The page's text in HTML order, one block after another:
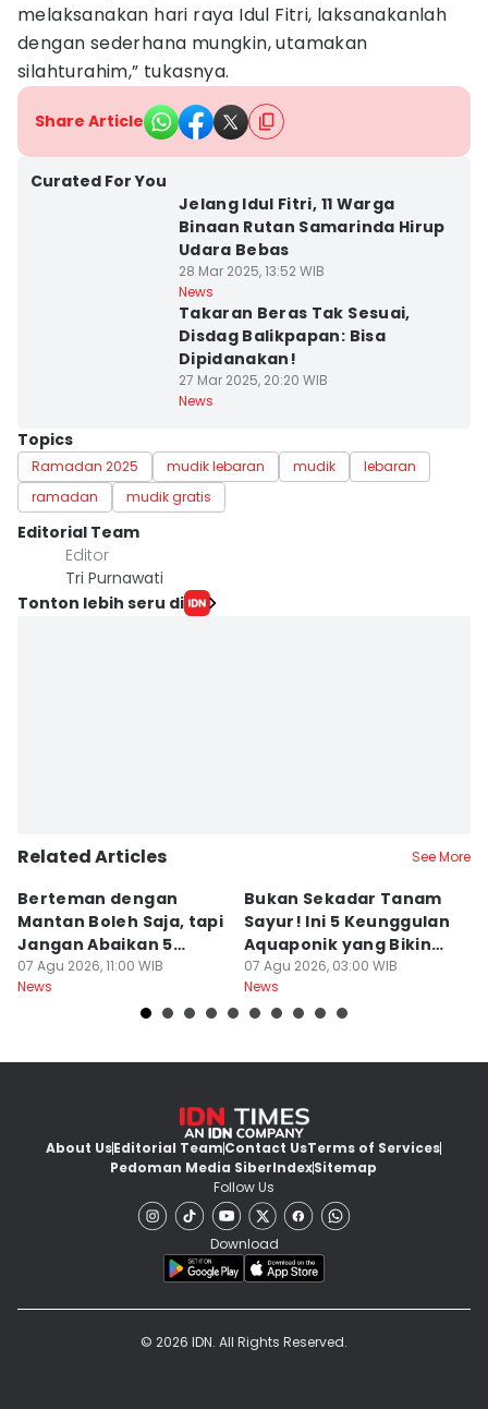
melaksanakan hari raya Idul Fitri, laksanakanlah
dengan sederhana mungkin, utamakan
silahturahim,” tukasnya.
Share Article
Curated For You
Jelang Idul Fitri, 11 Warga
Binaan Rutan Samarinda Hirup
Udara Bebas
28 Mar 2025, 13:52 WIB
News
Takaran Beras Tak Sesuai,
Disdag Balikpapan: Bisa
Dipidanakan!
27 Mar 2025, 20:20 WIB
News
Topics
Ramadan 2025 mudik lebaran mudik
lebaran
ramadan
mudik gratis
Editorial Team
Editor
Tri Purnawati
Tonton lebih seru di
Related Articles See More
Berteman dengan
Mantan Boleh Saja, tapi
Jangan Abaikan 5
Aturan Ini
07 Agu 2026, 11:00 WIB
News
Bukan Sekadar Tanam
Sayur! Ini 5 Keunggulan
Aquaponik yang Bikin
Takjub
07 Agu 2026, 03:00 WIB
News
About UsEditorial TeamContact UsTerms of Services
Pedoman Media SiberIndexSitemap
Follow Us
Download
© 2026 IDN. All Rights Reserved.